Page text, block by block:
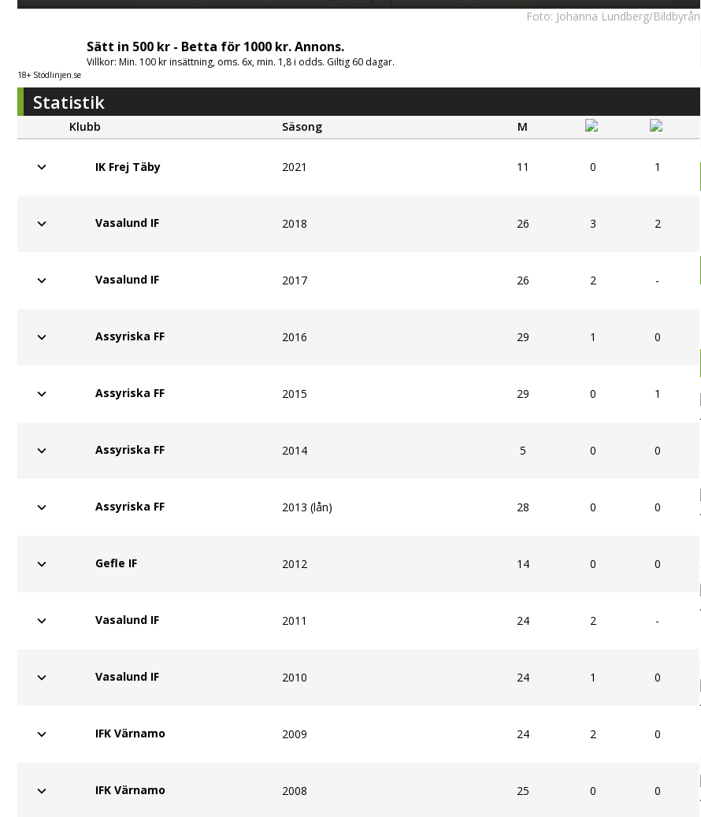
Foto: Johanna Lundberg/Bildbyrån
18+ Stödlinjen.se
Sätt in 500 kr - Betta för 1000 kr. Annons.
Villkor: Min. 100 kr insättning, oms. 6x, min. 1,8 i odds. Giltig 60 dagar.
Statistik
Klubb Säsong M
IK Frej Täby 2021 11 0 1
Vasalund IF 2018 26 3 2
Vasalund IF 2017 26 2 -
Assyriska FF 2016 29 1 0
Assyriska FF 2015 29 0 1
Assyriska FF 2014 5 0 0
Assyriska FF 2013 (lån) 28 0 0
Gefle IF 2012 14 0 0
Vasalund IF 2011 24 2 -
Vasalund IF 2010 24 1 0
IFK Värnamo 2009 24 2 0
IFK Värnamo 2008 25 0 0